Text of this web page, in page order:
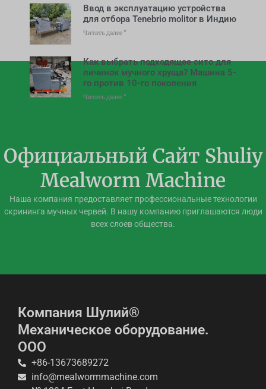
Ввод в эксплуатацию устройства
для отбора Tenebrio molitor в Индию
Читать далее "
Как выбрать подходящее сито для
личинок мучного хруща? Машина 5-
го против 10-го поколения
Читать далее "
Официальный Сайт Shuliy
Mealworm Machine
Наша компания предоставляет профессиональные технологии
скрининга мучных червей. В нашу компанию приглашаются люди
всех слоев общества.
Компания Шулий®
Механическое оборудование.
ООО
+86-13673689272
info@mealwormmachine.com